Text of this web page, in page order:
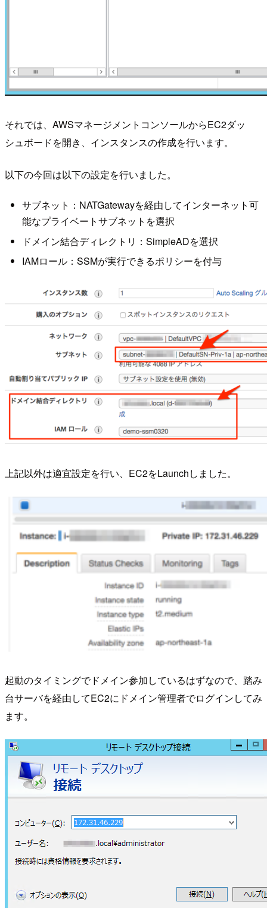
それでは、AWSマネージメントコンソールからEC2ダッ
シュボードを開き、インスタンスの作成を行います。
以下の今回は以下の設定を行いました。
サブネット：NATGatewayを経由してインターネット可
能なプライベートサブネットを選択
ドメイン結合ディレクトリ：SimpleADを選択
IAMロール：SSMが実行できるポリシーを付与
上記以外は適宜設定を行い、EC2をLaunchしました。
起動のタイミングでドメイン参加しているはずなので、踏み
台サーバを経由してEC2にドメイン管理者でログインしてみ
ます。